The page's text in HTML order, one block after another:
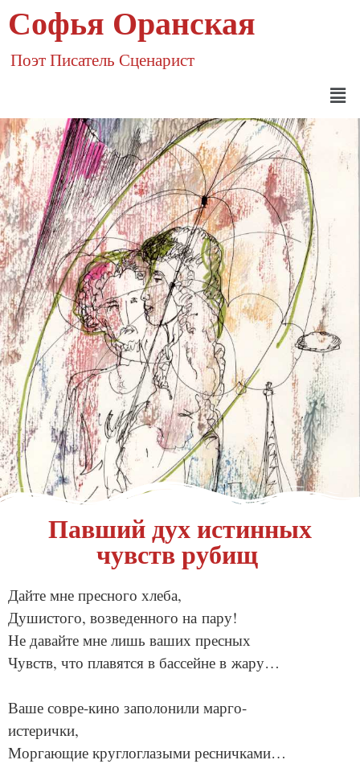
Софья Оранская
Поэт Писатель Сценарист
Павший дух истинных
чувств рубищ
Дайте мне пресного хлеба,
Душистого, возведенного на пару!
Не давайте мне лишь ваших пресных
Чувств, что плавятся в бассейне в жару…
Ваше совре-кино заполонили марго-
истерички,
Моргающие круглоглазыми ресничками…